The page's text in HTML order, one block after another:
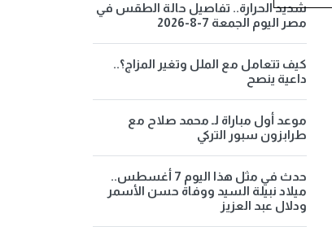
شديد الحرارة.. تفاصيل حالة الطقس في
مصر اليوم الجمعة 7-8-2026
كيف تتعامل مع الملل وتغير المزاج؟..
داعية ينصح
موعد أول مباراة لـ محمد صلاح مع
طرابزون سبور التركي
حدث في مثل هذا اليوم 7 أغسطس..
ميلاد نبيلة السيد ووفاة حسن الأسمر
ودلال عبد العزيز